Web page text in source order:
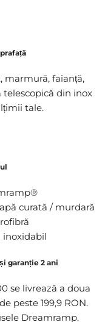
marmură, faianță,
din inox
tale.
curată / murdară
inoxidabil
garanție 2 ani
se livrează a doua
peste 199,9 RON.
Dreamramp.